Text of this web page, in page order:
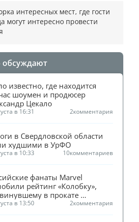
интересных мест, где гости
могут интересно провести
обсуждают
известно, где находится
шоумен и продюсер
Цекало
в 16:31 2комментария
в Свердловской области
худшими в УрФО
в 10:33 10комментариев
фанаты Marvel
рейтинг «Колобку»,
в прокате
паука»
в 13:50 2комментария